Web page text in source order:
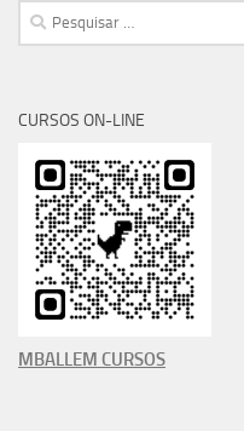
Pesquisar
por:
CURSOS ON-LINE
MBALLEM CURSOS